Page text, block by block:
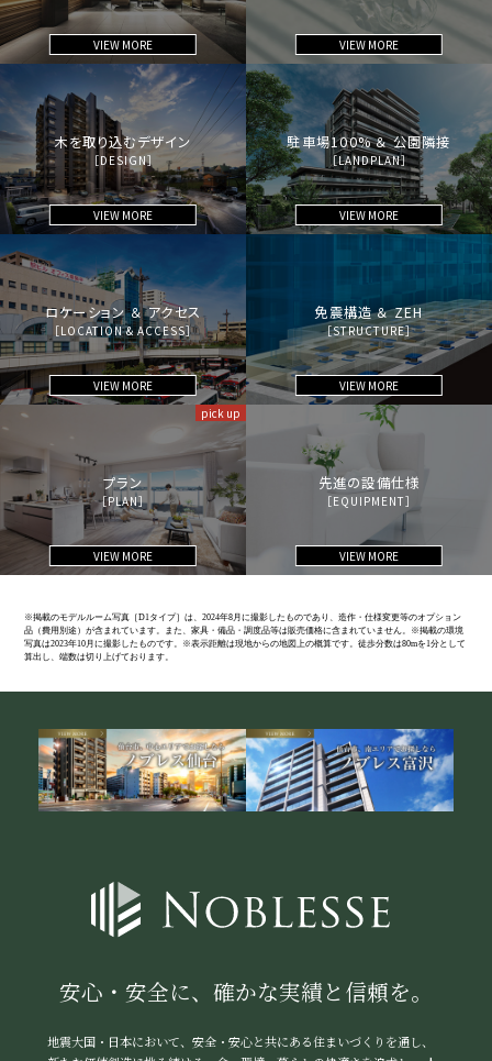
VIEW MORE VIEW MORE
木を取り込むデザイン
［DESIGN］
VIEW MORE
駐車場100% ＆ 公園隣接
［LANDPLAN］
VIEW MORE
ロケーション ＆ アクセス
［LOCATION & ACCESS］
VIEW MORE
免震構造 ＆ ZEH
［STRUCTURE］
VIEW MORE
プラン
［PLAN］
VIEW MORE
先進の設備仕様
［EQUIPMENT］
VIEW MORE
※掲載のモデルルーム写真［D1タイプ］は、2024年8月に撮影したものであり、造作・仕様変更等のオプション
品（費用別途）が含まれています。また、家具・備品・調度品等は販売価格に含まれていません。※掲載の環境
写真は2023年10月に撮影したものです。※表示距離は現地からの地図上の概算です。徒歩分数は80mを1分として
算出し、端数は切り上げております。
安心・安全に、確かな実績と信頼を。
地震大国・日本において、安全・安心と共にある住まいづくりを通し、